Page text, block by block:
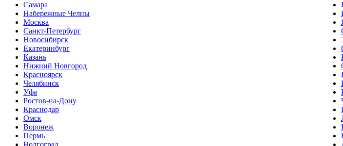
Самара
Набережные Челны
Москва
Санкт-Петербург
Новосибирск
Екатеринбург
Казань
Нижний Новгород
Красноярск
Челябинск
Уфа
Ростов-на-Дону
Краснодар
Омск
Воронеж
Пермь
Волгоград